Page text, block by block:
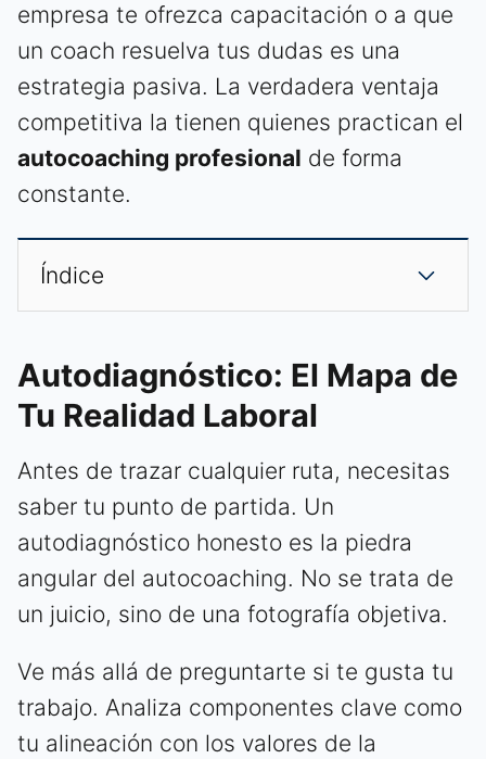
empresa te ofrezca capacitación o a que
un coach resuelva tus dudas es una
estrategia pasiva. La verdadera ventaja
competitiva la tienen quienes practican el
autocoaching profesional de forma
constante.
Índice
Autodiagnóstico: El Mapa de
Tu Realidad Laboral
Antes de trazar cualquier ruta, necesitas
saber tu punto de partida. Un
autodiagnóstico honesto es la piedra
angular del autocoaching. No se trata de
un juicio, sino de una fotografía objetiva.
Ve más allá de preguntarte si te gusta tu
trabajo. Analiza componentes clave como
tu alineación con los valores de la